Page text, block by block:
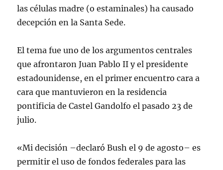
las células madre (o estaminales) ha causado
decepción en la Santa Sede.
El tema fue uno de los argumentos centrales
que afrontaron Juan Pablo II y el presidente
estadounidense, en el primer encuentro cara a
cara que mantuvieron en la residencia
pontificia de Castel Gandolfo el pasado 23 de
julio.
«Mi decisión –declaró Bush el 9 de agosto– es
permitir el uso de fondos federales para las